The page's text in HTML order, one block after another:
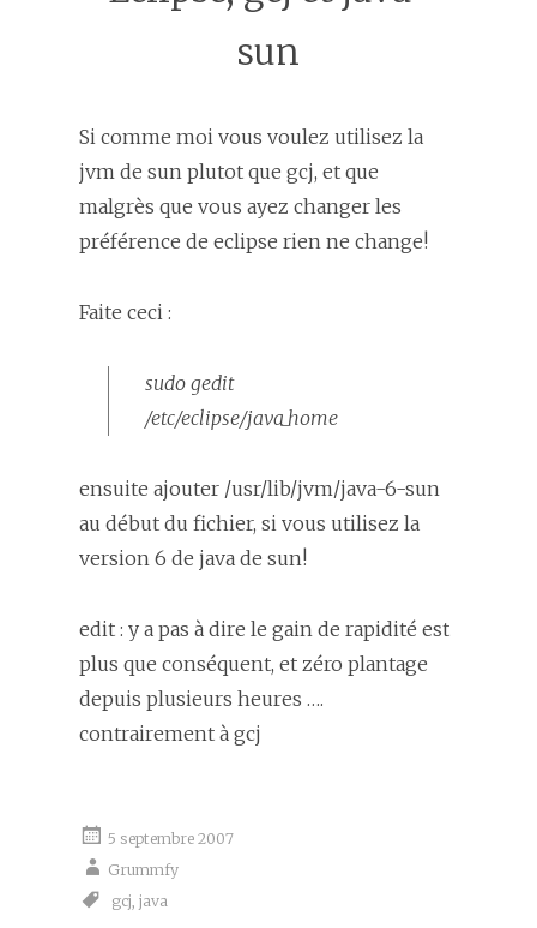
sun
Si comme moi vous voulez utilisez la
jvm de sun plutot que gcj, et que
malgrès que vous ayez changer les
préférence de eclipse rien ne change!
Faite ceci :
sudo gedit
/etc/eclipse/java_home
ensuite ajouter /usr/lib/jvm/java-6-sun
au début du fichier, si vous utilisez la
version 6 de java de sun!
edit : y a pas à dire le gain de rapidité est
plus que conséquent, et zéro plantage
depuis plusieurs heures ….
contrairement à gcj
5 septembre 2007
Grummfy
gcj java